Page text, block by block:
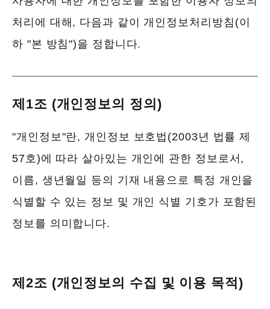
처리에 대해, 다음과 같이 개인정보처리방침(이
하 "본 방침")을 정합니다.
제1조 (개인정보의 정의)
"개인정보"란, 개인정보 보호법(2003년 법률 제
57호)에 따라 살아있는 개인에 관한 정보로서,
이름, 생년월일 등의 기재 내용으로 특정 개인을
식별할 수 있는 정보 및 개인 식별 기호가 포함된
정보를 의미합니다.
제2조 (개인정보의 수집 및 이용 목적)